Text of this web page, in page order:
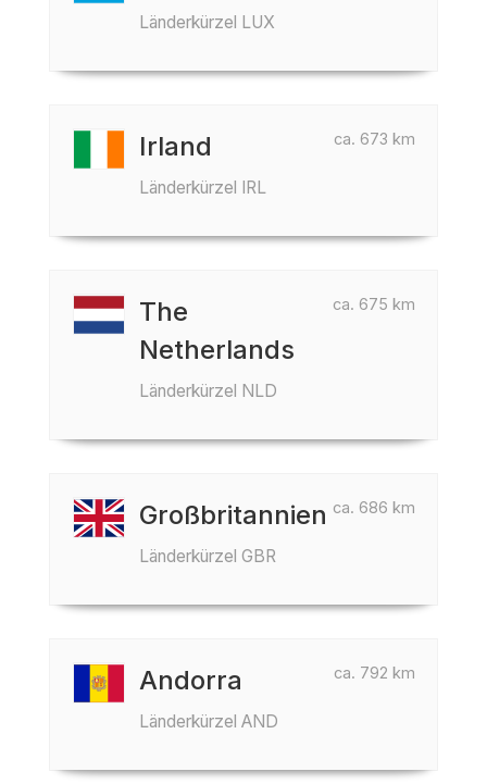
Länderkürzel LUX
ca. 673 km
Irland
Länderkürzel IRL
ca. 675 km
The
Netherlands
Länderkürzel NLD
ca. 686 km
Großbritannien
Länderkürzel GBR
ca. 792 km
Andorra
Länderkürzel AND